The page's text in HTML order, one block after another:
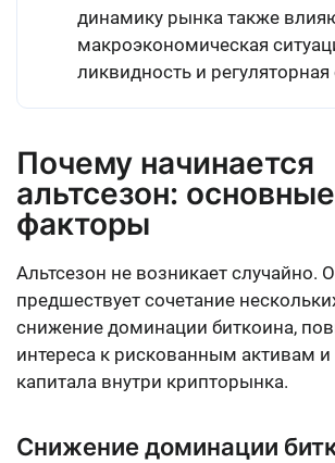
динамику рынка также
макроэкономическая
ликвидность и регуляторная
Почему начинается
альтсезон: основные
факторы
Альтсезон не возникает случайно.
предшествует сочетание
снижение доминации биткоина,
интереса к рискованным активам и
капитала внутри крипторынка.
Снижение доминации